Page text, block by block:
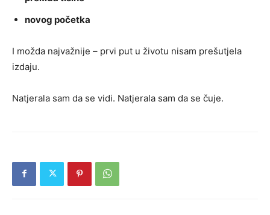
novog početka
I možda najvažnije – prvi put u životu nisam prešutjela
izdaju.
Natjerala sam da se vidi. Natjerala sam da se čuje.